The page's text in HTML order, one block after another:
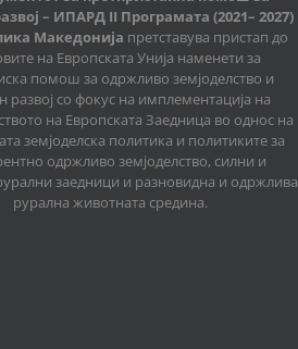
– ИПАРД II Програмата (2021– 2027)
Македонија претставува пристап до
на Европската Унија наменети за
помош за одржливо земјоделство и
развој со фокус на имплементација на
на Европската Заедница во однос на
земјоделска политика и политиките за
одржливо земјоделство, силни и
заедници и разновидна и одржлива
рурална животната средина.